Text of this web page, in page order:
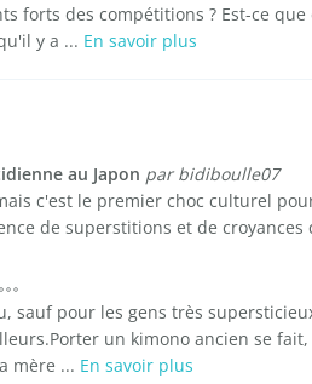
forts des compétitions ? Est-ce que
y a ... En savoir plus
au Japon par bidiboulle07
c'est le premier choc culturel
de superstitions et de croyances
sauf pour les gens très
un kimono ancien se fait,
mère ... En savoir plus